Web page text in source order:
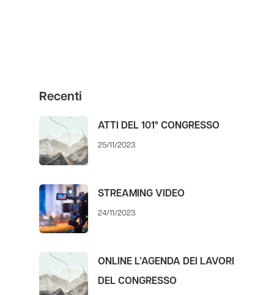
Recenti
ATTI DEL 101° CONGRESSO
25/11/2023
STREAMING VIDEO
24/11/2023
ONLINE L’AGENDA DEI LAVORI
DEL CONGRESSO